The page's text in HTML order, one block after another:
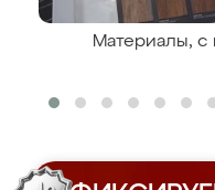
Материалы, с